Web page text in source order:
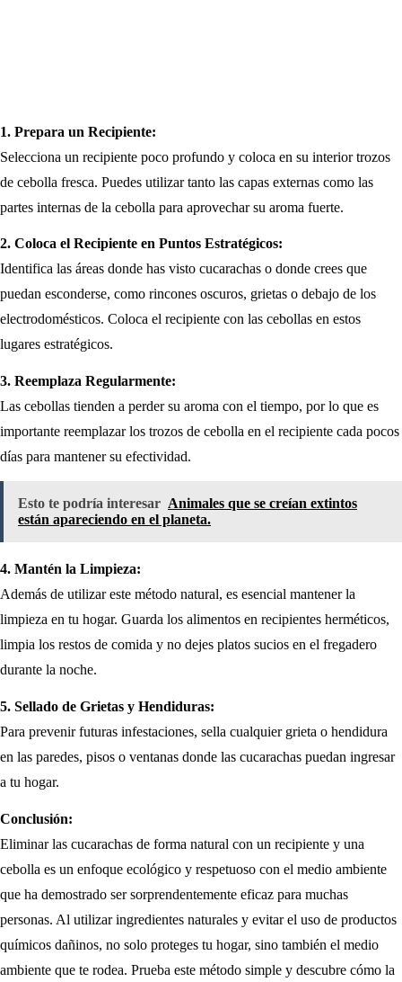
1. Prepara un Recipiente:
Selecciona un recipiente poco profundo y coloca en su interior trozos
de cebolla fresca. Puedes utilizar tanto las capas externas como las
partes internas de la cebolla para aprovechar su aroma fuerte.
2. Coloca el Recipiente en Puntos Estratégicos:
Identifica las áreas donde has visto cucarachas o donde crees que
puedan esconderse, como rincones oscuros, grietas o debajo de los
electrodomésticos. Coloca el recipiente con las cebollas en estos
lugares estratégicos.
3. Reemplaza Regularmente:
Las cebollas tienden a perder su aroma con el tiempo, por lo que es
importante reemplazar los trozos de cebolla en el recipiente cada pocos
días para mantener su efectividad.
Esto te podría interesar Animales que se creían extintos
están apareciendo en el planeta.
4. Mantén la Limpieza:
Además de utilizar este método natural, es esencial mantener la
limpieza en tu hogar. Guarda los alimentos en recipientes herméticos,
limpia los restos de comida y no dejes platos sucios en el fregadero
durante la noche.
5. Sellado de Grietas y Hendiduras:
Para prevenir futuras infestaciones, sella cualquier grieta o hendidura
en las paredes, pisos o ventanas donde las cucarachas puedan ingresar
a tu hogar.
Conclusión:
Eliminar las cucarachas de forma natural con un recipiente y una
cebolla es un enfoque ecológico y respetuoso con el medio ambiente
que ha demostrado ser sorprendentemente eficaz para muchas
personas. Al utilizar ingredientes naturales y evitar el uso de productos
químicos dañinos, no solo proteges tu hogar, sino también el medio
ambiente que te rodea. Prueba este método simple y descubre cómo la